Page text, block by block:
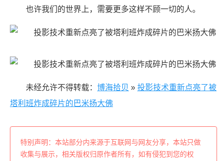
也许我们的世界上，需要更多这样不顾一切的人。 ​​​
未经允许不得转载： 博海拾贝 » 投影技术重新点亮了被
塔利班炸成碎片的巴米扬大佛
特别声明：本站部分内来源于互联网与网友分享，本站只做
收集与展示，相关版权归原作者所有，如有侵犯到您的权